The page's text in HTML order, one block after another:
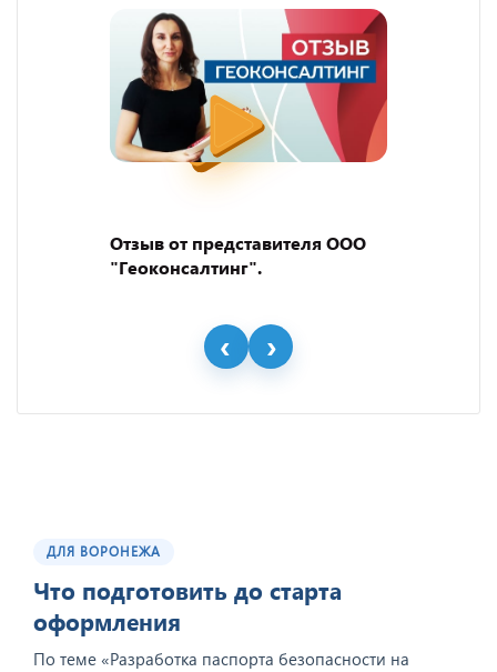
Отзыв от представителя ООО
"Геоконсалтинг".
ДЛЯ ВОРОНЕЖА
Что подготовить до старта
оформления
По теме «Разработка паспорта безопасности на